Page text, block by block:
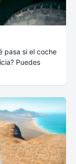
pasa si el coche
Puedes